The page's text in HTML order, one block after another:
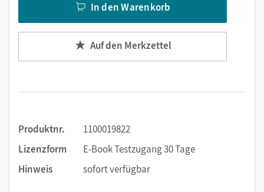
Suchen im Text
Zoomen
In den Warenkorb
Auf den Merkzettel
Produktnr.
1100019822
Lizenzform
E-Book Testzugang 30 Tage
Hinweis
sofort verfügbar